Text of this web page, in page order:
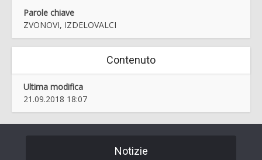
Parole chiave
ZVONOVI, IZDELOVALCI
Contenuto
Ultima modifica
21.09.2018 18:07
Notizie